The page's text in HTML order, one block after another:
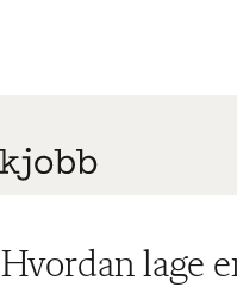
Hvordan lage